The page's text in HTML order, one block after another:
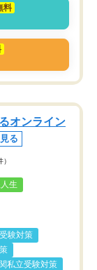
料
オンライン
る
）
生
験対策
私立受験対策